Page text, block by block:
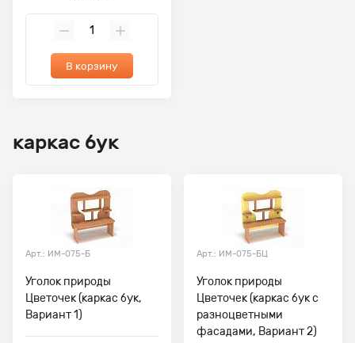
В корзину
каркас бук
Арт.: ИМ-075-Б
Уголок природы
Цветочек (каркас бук,
Вариант 1)
Арт.: ИМ-075-БЦ
Уголок природы
Цветочек (каркас бук с
разноцветными
фасадами, Вариант 2)